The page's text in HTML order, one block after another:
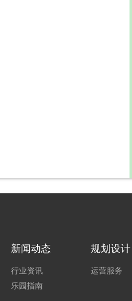
新闻动态
行业资讯
乐园指南
规划设计
运营服务